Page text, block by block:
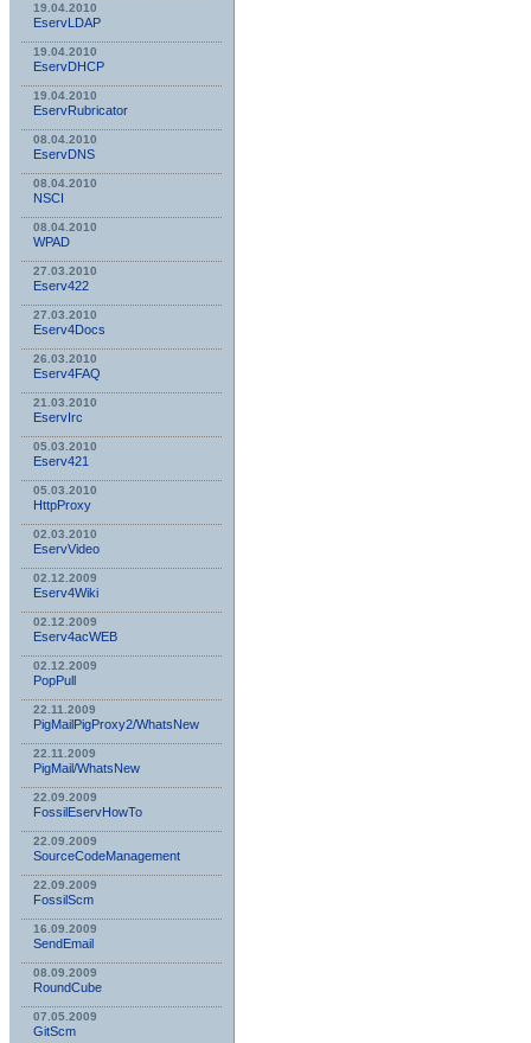
19.04.2010
EservLDAP
19.04.2010
EservDHCP
19.04.2010
EservRubricator
08.04.2010
EservDNS
08.04.2010
NSСI
08.04.2010
WPAD
27.03.2010
Eserv422
27.03.2010
Eserv4Docs
26.03.2010
Eserv4FAQ
21.03.2010
EservIrc
05.03.2010
Eserv421
05.03.2010
HttpProxy
02.03.2010
EservVideo
02.12.2009
Eserv4Wiki
02.12.2009
Eserv4acWEB
02.12.2009
PopPull
22.11.2009
PigMailPigProxy2/WhatsNew
22.11.2009
PigMail/WhatsNew
22.09.2009
FossilEservHowTo
22.09.2009
SourceCodeManagement
22.09.2009
FossilScm
16.09.2009
SendEmail
08.09.2009
RoundCube
07.05.2009
GitScm